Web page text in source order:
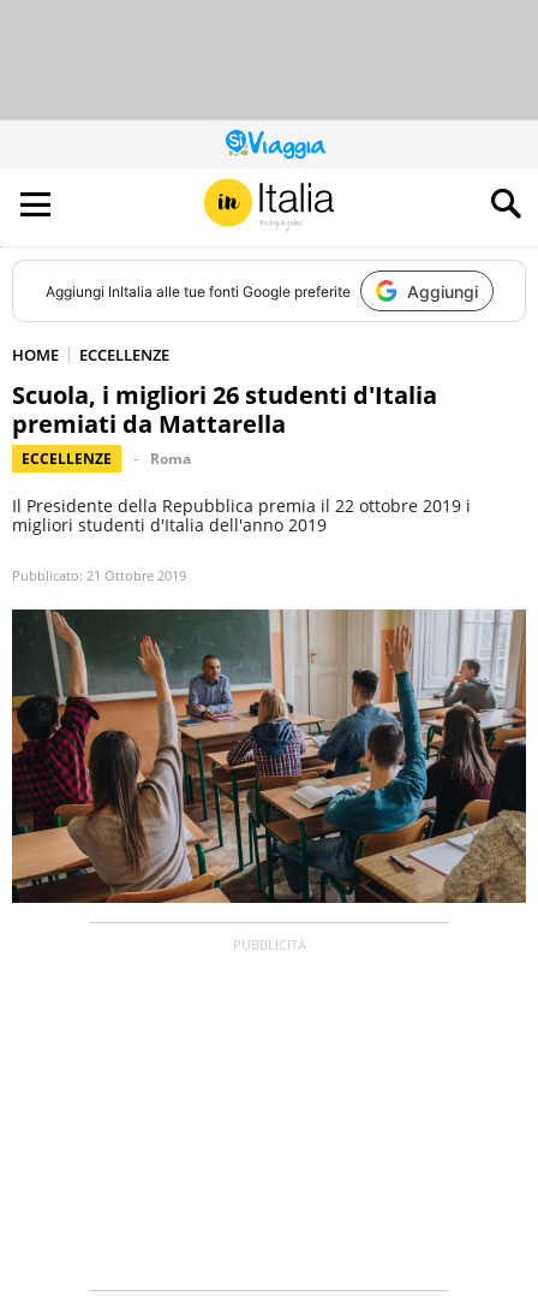
QUESTO
SITO
CONTRIBUISCE
ALL’AUDIENCE
DI
Aggiungi InItalia alle tue fonti Google preferite Aggiungi
HOME ECCELLENZE
Scuola, i migliori 26 studenti d'Italia
premiati da Mattarella
ECCELLENZE Roma
Il Presidente della Repubblica premia il 22 ottobre 2019 i
migliori studenti d'Italia dell'anno 2019
Pubblicato: 21 Ottobre 2019